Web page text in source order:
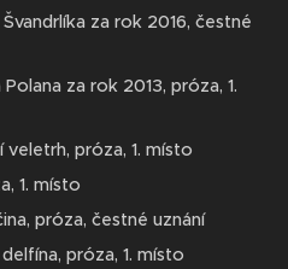
za rok 2016, čestné
za rok 2013, próza, 1.
veletrh, próza, 1. místo
1. místo
próza, čestné uznání
próza, 1. místo